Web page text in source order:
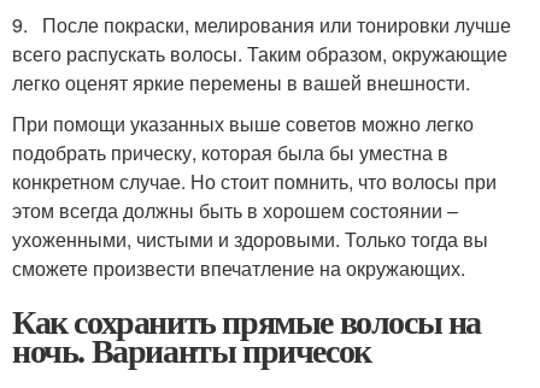
9. После покраски, мелирования или тонировки лучше
всего распускать волосы. Таким образом, окружающие
легко оценят яркие перемены в вашей внешности.
При помощи указанных выше советов можно легко
подобрать прическу, которая была бы уместна в
конкретном случае. Но стоит помнить, что волосы при
этом всегда должны быть в хорошем состоянии –
ухоженными, чистыми и здоровыми. Только тогда вы
сможете произвести впечатление на окружающих.
Как сохранить прямые волосы на
ночь. Варианты причесок